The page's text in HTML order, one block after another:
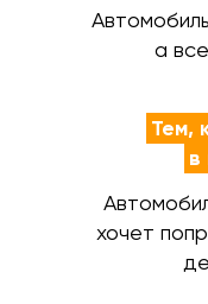
а
Тем,
в
хочет